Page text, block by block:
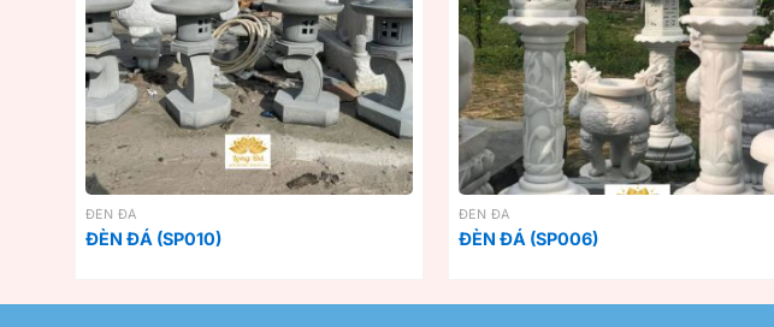
ĐÈN ĐÁ
ĐÈN ĐÁ (SP010)
ĐÈN ĐÁ
ĐÈN ĐÁ (SP006)